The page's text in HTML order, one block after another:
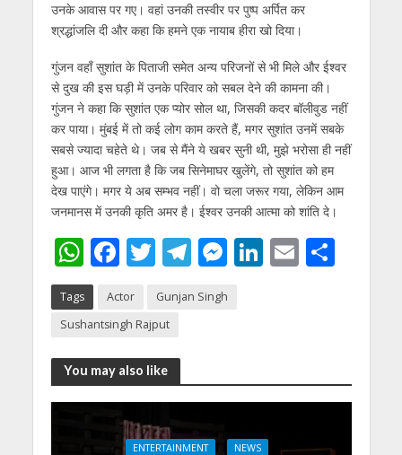
उनके आवास पर गए। वहां उनकी तस्वीर पर पुष्प अर्पित कर
श्रद्धांजलि दी और कहा कि हमने एक नायाब हीरा खो दिया।
गुंजन वहाँ सुशांत के पिताजी समेत अन्य परिजनों से भी मिले और ईश्वर
से दुख की इस घड़ी में उनके परिवार को सबल देने की कामना की।
गुंजन ने कहा कि सुशांत एक प्योर सोल था, जिसकी कदर बॉलीवुड नहीं
कर पाया। मुंबई में तो कई लोग काम करते हैं, मगर सुशांत उनमें सबके
सबसे ज्यादा चहेते थे। जब से मैंने ये खबर सुनी थी, मुझे भरोसा ही नहीं
हुआ। आज भी लगता है कि जब सिनेमाघर खुलेंगे, तो सुशांत को हम
देख पाएंगे। मगर ये अब सम्भव नहीं। वो चला जरूर गया, लेकिन आम
जनमानस में उनकी कृति अमर है। ईश्वर उनकी आत्मा को शांति दे।
W
h
at
s
A
p
F
e
b
o
o
k
T
itt
er
T
e
m
M
ss
g
Li
n
E S
Tags Actor
Gunjan Singh
Sushantsingh Rajput
You may also like
ENTERTAINMENT NEWS